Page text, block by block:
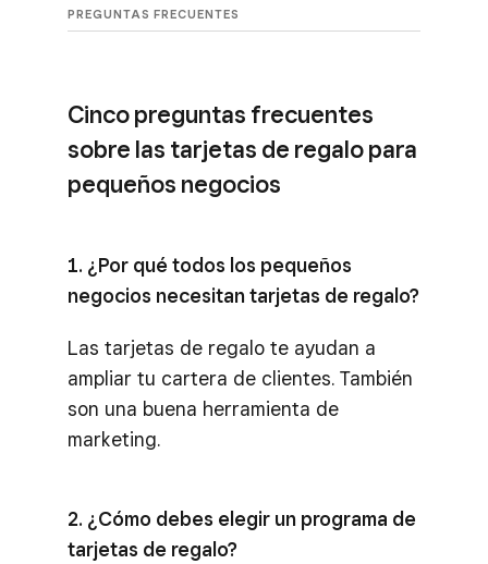
PREGUNTAS FRECUENTES
Cinco preguntas frecuentes
sobre las tarjetas de regalo para
pequeños negocios
1. ¿Por qué todos los pequeños
negocios necesitan tarjetas de regalo?
Las tarjetas de regalo te ayudan a
ampliar tu cartera de clientes. También
son una buena herramienta de
marketing.
2. ¿Cómo debes elegir un programa de
tarjetas de regalo?